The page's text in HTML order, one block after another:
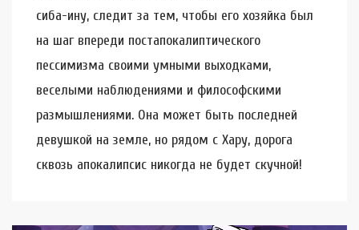
сиба-ину, следит за тем, чтобы его хозяйка был
на шаг впереди постапокалиптического
пессимизма своими умными выходками,
веселыми наблюдениями и философскими
размышлениями. Она может быть последней
девушкой на земле, но рядом с Хару, дорога
сквозь апокалипсис никогда не будет скучной!